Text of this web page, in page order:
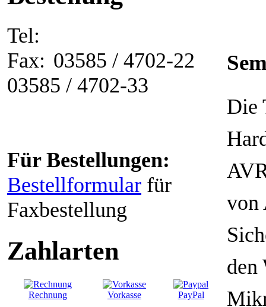
Tel:
Fax: 03585 / 4702-22
03585 / 4702-33
Für Bestellungen:
Bestellformular für
Faxbestellung
Zahlarten
Rechnung Vorkasse PayPal
Die
von
den